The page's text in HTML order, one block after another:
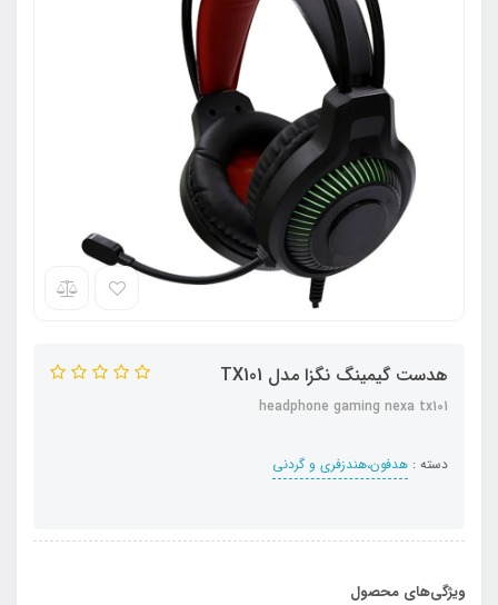
هدست گیمینگ نگزا مدل TX101
headphone gaming nexa tx101
دسته : هدفون،هندزفری و گردنی
ویژگی‌های محصول